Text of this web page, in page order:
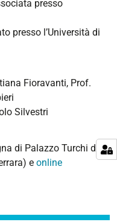
presso
presso l’Università di
Fioravanti, Prof.
Silvestri
di Palazzo Turchi di
e online